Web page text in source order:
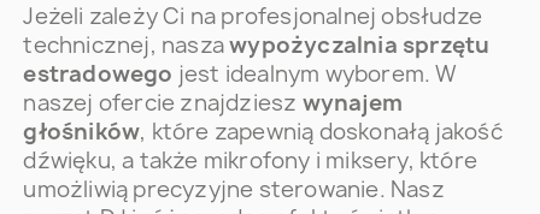
Jeżeli zależy Ci na profesjonalnej obsłudze
technicznej, naszawypożyczalnia sprzętu
estradowego jest idealnym wyborem. W
naszej ofercie znajdziesz wynajem
głośników, które zapewnią doskonałą jakość
dźwięku, a także mikrofony i miksery, które
umożliwią precyzyjne sterowanie. Nasz